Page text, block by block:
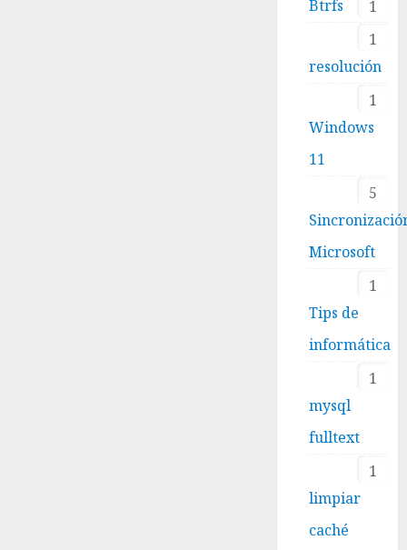
1
Btrfs
1
resolución
1
Windows
11
5
Microsoft
1
Tips de
informática
1
mysql
fulltext
1
limpiar
caché